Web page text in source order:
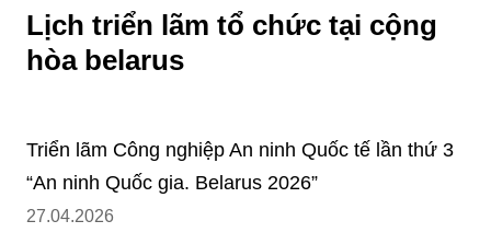
Lịch triển lãm tổ chức tại cộng
hòa belarus
Triển lãm Công nghiệp An ninh Quốc tế lần thứ 3
“An ninh Quốc gia. Belarus 2026”
27.04.2026